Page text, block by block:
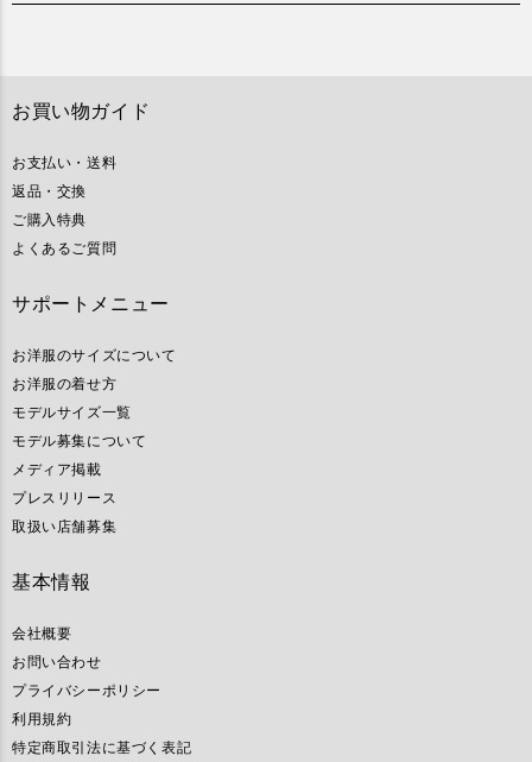
お買い物ガイド
お支払い・送料
返品・交換
ご購入特典
よくあるご質問
サポートメニュー
お洋服のサイズについて
お洋服の着せ方
モデルサイズ一覧
モデル募集について
メディア掲載
プレスリリース
取扱い店舗募集
基本情報
会社概要
お問い合わせ
プライバシーポリシー
利用規約
特定商取引法に基づく表記